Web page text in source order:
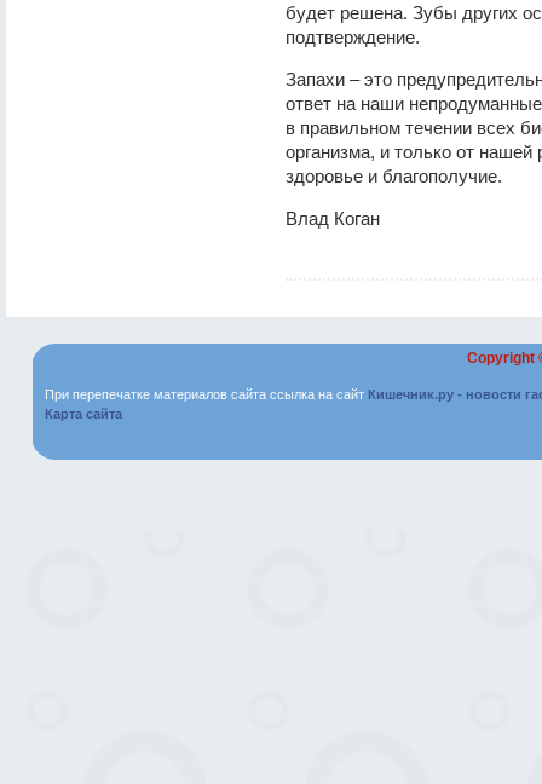
будет решена. Зубы других
подтверждение.
Запахи – это
ответ на наши
в правильном течении всех
организма, и только от
здоровье и благополучие.
Влад Коган
Copyright
При перепечатке материалов сайта ссылка на сайт Кишечник.ру - новости
Карта сайта